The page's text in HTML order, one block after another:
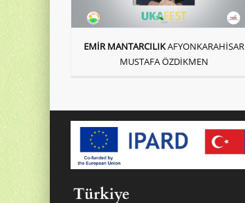
EMİR MANTARCILIKAFYONKARAHİSAR
MUSTAFA ÖZDİKMEN